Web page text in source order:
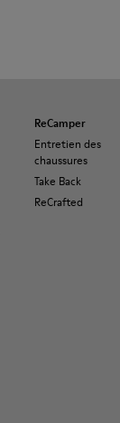
ReCamper
Entretien des
chaussures
Take Back
ReCrafted